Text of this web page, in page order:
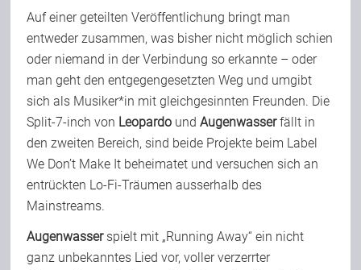
Kalender
Playlisten
Auf einer geteilten Veröffentlichung bringt man
entweder zusammen, was bisher nicht möglich schien
oder niemand in der Verbindung so erkannte – oder
man geht den entgegengesetzten Weg und umgibt
sich als Musiker*in mit gleichgesinnten Freunden. Die
Split-7-inch von Leopardo undAugenwasserfällt in
den zweiten Bereich, sind beide Projekte beim Label
We Don’t Make It beheimatet und versuchen sich an
entrückten Lo-Fi-Träumen ausserhalb des
Mainstreams.
Augenwasserspielt mit „Running Away“ ein nicht
ganz unbekanntes Lied vor, voller verzerrter